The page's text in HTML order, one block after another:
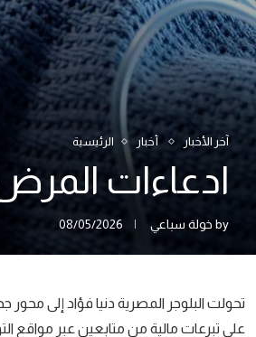
آخر الأخبار أخبار الرئيسية
ادعاءات
by خولة سباعي 08/05/2026
تحولت البلوجر المصرية دنيا فؤاد إلى
على تبرعات مالية من متابعين عبر مواقع